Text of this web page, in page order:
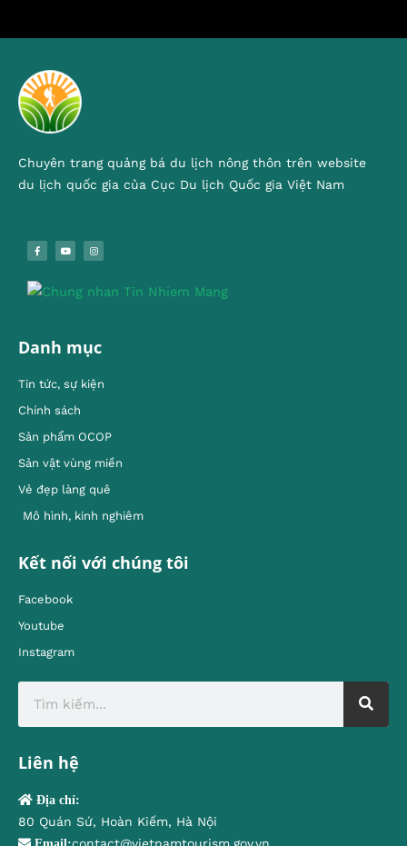
Chuyên trang quảng bá du lịch nông thôn trên website
du lịch quốc gia của Cục Du lịch Quốc gia Việt Nam
Danh mục
Tin tức, sự kiện
Chính sách
Sản phẩm OCOP
Sản vật vùng miền
Vẻ đẹp làng quê
Mô hình, kinh nghiêm
Kết nối với chúng tôi
Facebook
Youtube
Instagram
Liên hệ
Địa chỉ:
80 Quán Sứ, Hoàn Kiếm, Hà Nội
Email:contact@vietnamtourism.gov.vn